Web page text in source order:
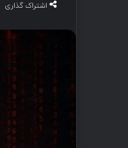
اشتراک گذاری